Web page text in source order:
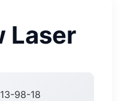
Laser
98-18